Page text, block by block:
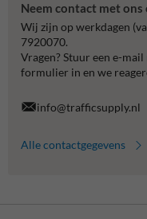
Neem contact met ons
Wij zijn op werkdagen
7920070.
Vragen? Stuur een e-mail
formulier in en we
info@trafficsupply.nl
Alle contactgegevens